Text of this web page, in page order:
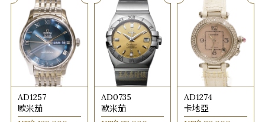
AD1257
歐米茄
AD0735
歐米茄
AD1274
卡地亞